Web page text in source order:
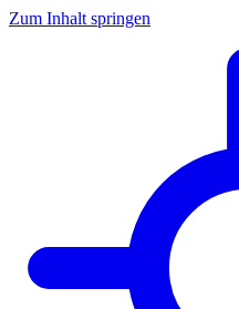
Zum Inhalt springen